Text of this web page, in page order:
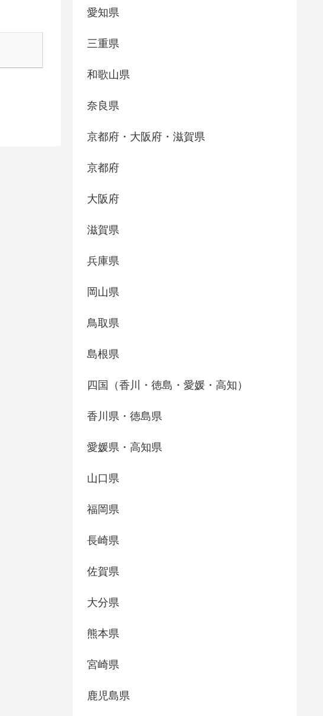
愛知県
三重県
和歌山県
奈良県
京都府・大阪府・滋賀県
京都府
大阪府
滋賀県
兵庫県
岡山県
鳥取県
島根県
四国（香川・徳島・愛媛・高知）
香川県・徳島県
愛媛県・高知県
山口県
福岡県
長崎県
佐賀県
大分県
熊本県
宮崎県
鹿児島県